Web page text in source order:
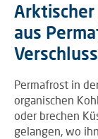
aus
Verschluss
Permafrost in
organischen
oder brechen
gelangen, wo